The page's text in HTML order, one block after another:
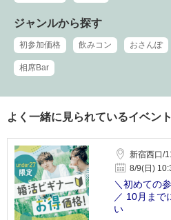
ジャンルから探す
初参加価格 飲みコン おさんぽ
相席Bar
よく一緒に見られているイベント
新宿西口/
8/9(日)
＼初めての
／ 10月まで
い